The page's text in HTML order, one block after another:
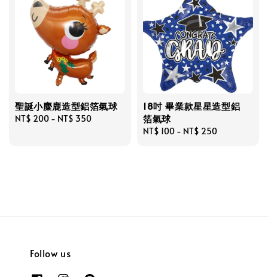
聖誕小麋鹿造型鋁箔氣球
Regular
NT$ 200 - NT$ 350
18吋 畢業款星星造型鋁
箔氣球
Regular
NT$ 100 - NT$ 250
Follow us